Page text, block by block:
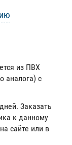
из ПВХ
аналога) с
Заказать
к данному
сайте или в